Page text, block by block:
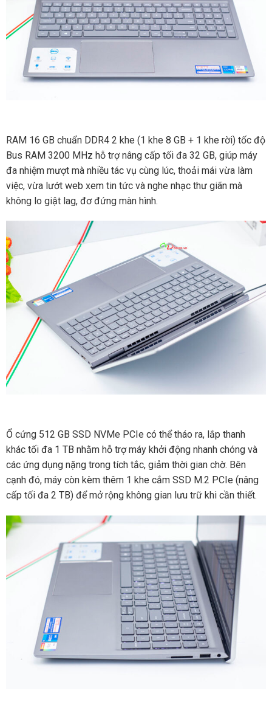
RAM 16 GB chuẩn DDR4 2 khe (1 khe 8 GB + 1 khe rời) tốc độ
Bus RAM 3200 MHz hỗ trợ nâng cấp tối đa 32 GB, giúp máy
đa nhiệm mượt mà nhiều tác vụ cùng lúc, thoải mái vừa làm
việc, vừa lướt web xem tin tức và nghe nhạc thư giãn mà
không lo giật lag, đơ đứng màn hình.
Ổ cứng 512 GB SSD NVMe PCIe có thể tháo ra, lắp thanh
khác tối đa 1 TB nhằm hỗ trợ máy khởi động nhanh chóng và
các ứng dụng nặng trong tích tắc, giảm thời gian chờ. Bên
cạnh đó, máy còn kèm thêm 1 khe cắm SSD M.2 PCIe (nâng
cấp tối đa 2 TB) để mở rộng không gian lưu trữ khi cần thiết.